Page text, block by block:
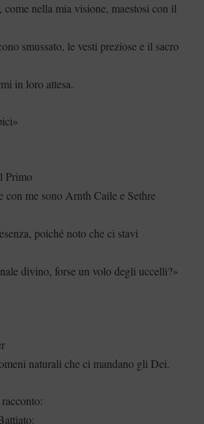
nella mia visione, maestosi con il
smussato, le vesti preziose e il sacro
in loro attesa.
Primo
con me sono Arnth Caile e Sethre
poiché noto che ci stavi
divino, forse un volo degli uccelli?»
naturali che ci mandano gli Dei.